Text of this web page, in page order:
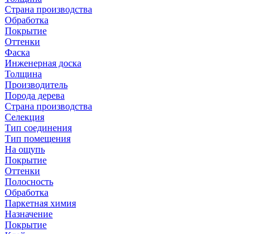
Страна производства
Обработка
Покрытие
Оттенки
Фаска
Инженерная доска
Толщина
Производитель
Порода дерева
Страна производства
Селекция
Тип соединения
Тип помещения
На ощупь
Покрытие
Оттенки
Полосность
Обработка
Паркетная химия
Назначение
Покрытие